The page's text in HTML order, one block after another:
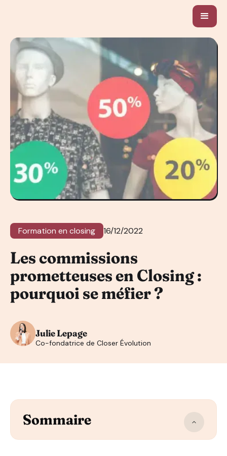
Formation en closing 16/12/2022
Les commissions
prometteuses en Closing :
pourquoi se méfier ?
Julie Lepage
Co-fondatrice de Closer Évolution
Sommaire